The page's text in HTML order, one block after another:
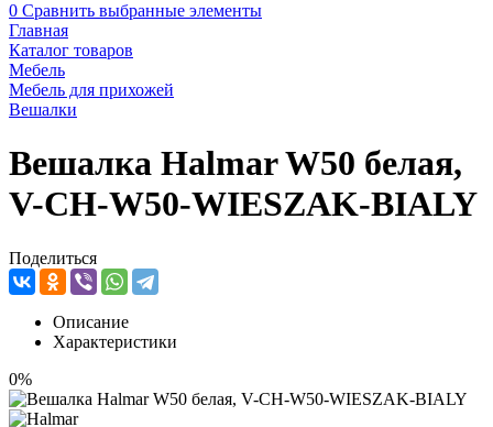
0 Сравнить выбранные элементы
Главная
Каталог товаров
Мебель
Мебель для прихожей
Вешалки
Вешалка Halmar W50 белая,
V-CH-W50-WIESZAK-BIALY
Поделиться
Описание
Характеристики
0%